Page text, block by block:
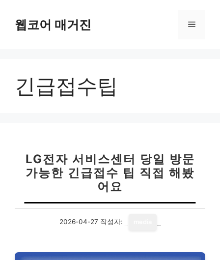
웹코어 매거진 메
긴급접수팁
LG전자 서비스센터 당일 방문
가능한 긴급접수 팁 직접 해봤
어요
2026-04-27 작성자: